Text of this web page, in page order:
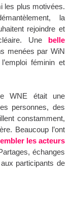
les plus motivées.
la
rejoindre et
Une belle
menées par WiN
féminin et
WNE était une
personnes, des
constamment,
Beaucoup l’ont
les acteurs
échanges
participants de